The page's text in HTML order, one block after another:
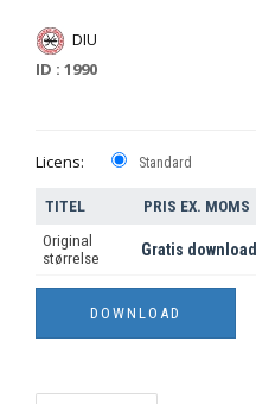
DIU
ID : 1990
Licens: Standard
TITEL PRIS EX. MOMS
Original
størrelse
Gratis download